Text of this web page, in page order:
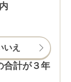
いえ
合計が３年